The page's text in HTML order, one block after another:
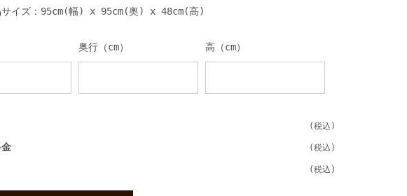
サイズ：95cm(幅) x 95cm(奥) x 48cm(高)
奥行（cm） 高（cm）